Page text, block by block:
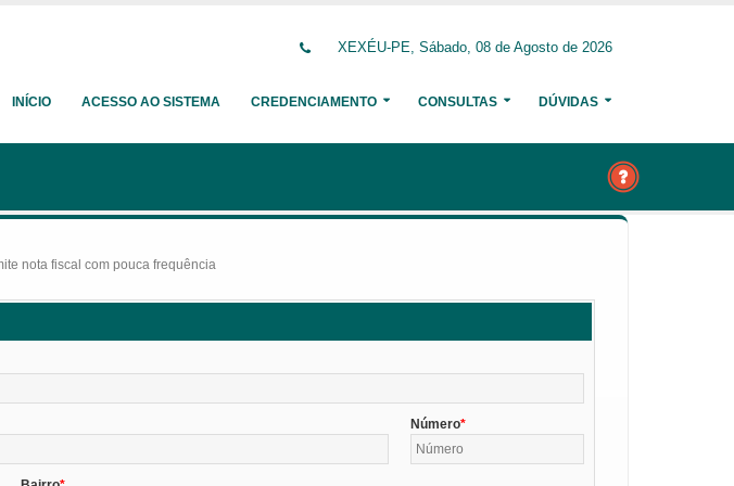
XEXÉU-PE, Sábado, 08 de Agosto de 2026
INÍCIO ACESSO AO SISTEMA CREDENCIAMENTO CONSULTAS DÚVIDAS
nota fiscal com pouca frequência
Número